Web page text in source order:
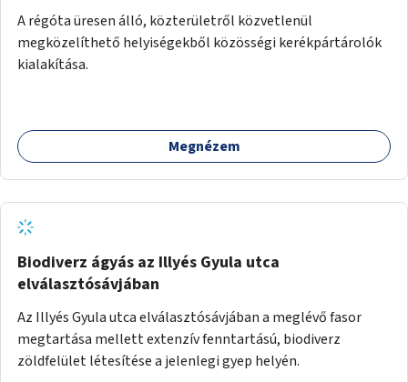
A régóta üresen álló, közterületről közvetlenül
megközelíthető helyiségekből közösségi kerékpártárolók
kialakítása.
Megnézem
Biodiverz ágyás az Illyés Gyula utca
elválasztósávjában
Az Illyés Gyula utca elválasztósávjában a meglévő fasor
megtartása mellett extenzív fenntartású, biodiverz
zöldfelület létesítése a jelenlegi gyep helyén.